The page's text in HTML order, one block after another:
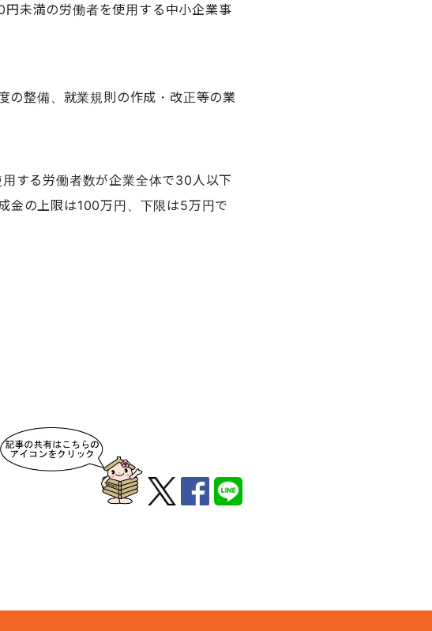
未満の労働者を使用する 中小企業事
の整備、就業規則の作成・改正等の業
する労働者数が企業全体で30人以下
金の上限は100万円、下限は5万円で